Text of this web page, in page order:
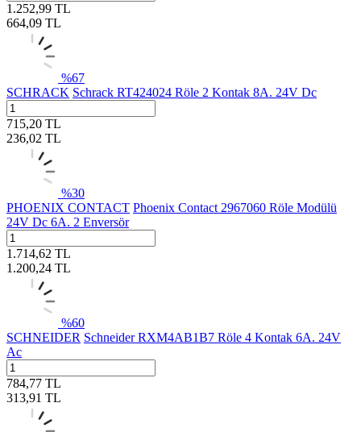
1.252,99 TL
664,09 TL
%67
SCHRACK Schrack RT424024 Röle 2 Kontak 8A. 24V Dc
715,20 TL
236,02 TL
%30
PHOENIX CONTACT Phoenix Contact 2967060 Röle Modülü
24V Dc 6A. 2 Enversör
1.714,62 TL
1.200,24 TL
%60
SCHNEIDER Schneider RXM4AB1B7 Röle 4 Kontak 6A. 24V
Ac
784,77 TL
313,91 TL